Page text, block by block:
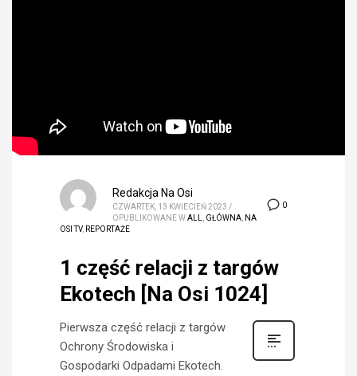
0
Redakcja Na Osi
CZWARTEK, 13 KWIECIEŃ 2023 /
OPUBLIKOWANE WALL GŁÓWNA NA
OSI TV, REPORTAŻE
1 część relacji z targów
Ekotech [Na Osi 1024]
Pierwsza część relacji z targów
Ochrony Środowiska i
Gospodarki Odpadami Ekotech.